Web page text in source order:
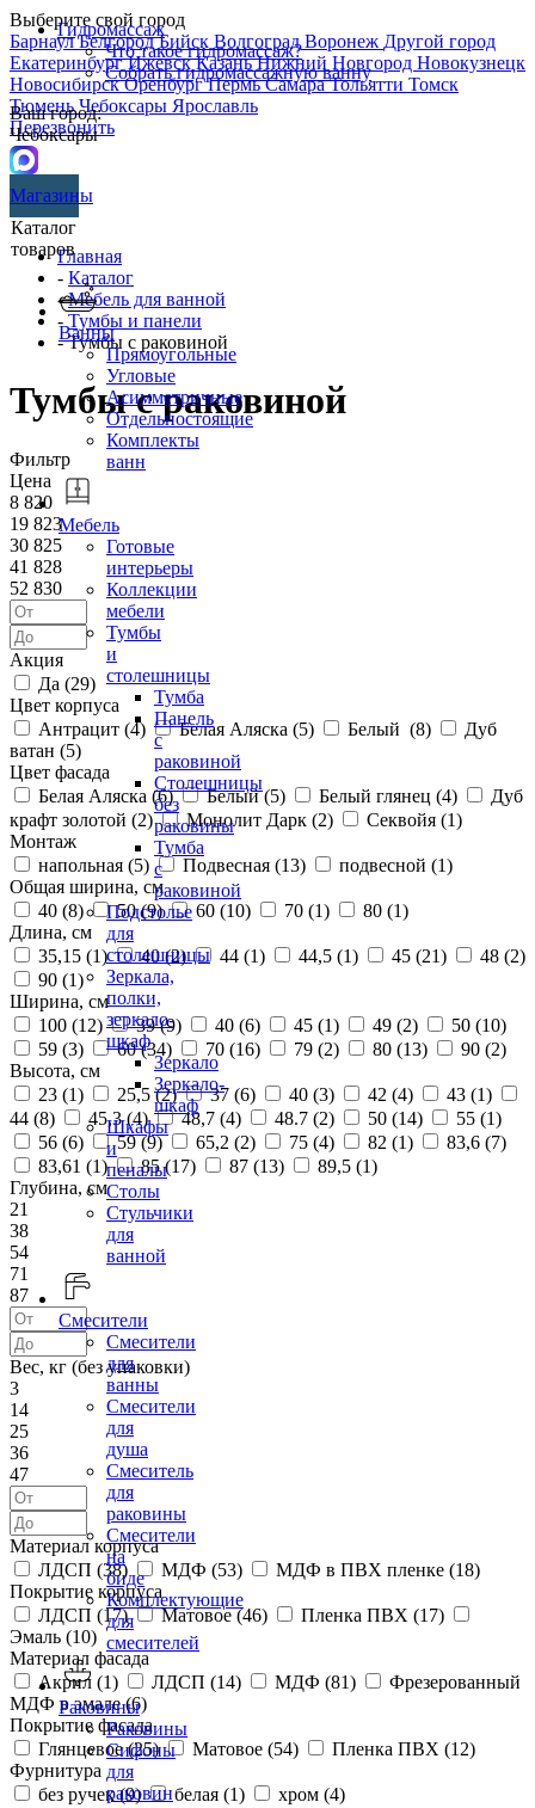
Выберите свой город
БарнаулБелгородБийск ВолгоградВоронеж Другой город
ЕкатеринбургИжевскКазаньНижний Новгород Новокузнецк
НовосибирскОренбургПермьСамараТольятти Томск
ТюменьЧебоксары Ярославль
Перезвонить
Гидромассаж
Что такое гидромассаж?
Собрать гидромассажную ванну
Ваш город:
Чебоксары
Магазины
Каталог
товаров
Ванны
Прямоугольные
Угловые
Асимметричные
Отдельностоящие
Комплекты
ванн
Мебель
Готовые
интерьеры
Коллекции
мебели
Тумбы
и
столешницы
Тумба
Панель
с
раковиной
Столешницы
без
раковины
Тумба
с
раковиной
Подстолье
для
столешницы
Зеркала,
полки,
зеркало-
шкаф
Зеркало
Зеркало-
шкаф
Шкафы
и
пеналы
Столы
Стульчики
для
ванной
Смесители
Смесители
для
ванны
Смесители
для
душа
Смеситель
для
раковины
Смесители
на
биде
Комплектующие
для
смесителей
Раковины
Раковины
Сифоны
для
раковин
Главная
- Каталог
-Мебель для ванной
- Тумбы и панели
- Тумбы с раковиной
Тумбы с раковиной
Фильтр
Цена
8 820
19 823
30 825
41 828
52 830
Акция
Да (29)
Цвет корпуса
Антрацит (4) Белая Аляска (5) Белый (8)
Дуб
ватан (5)
Цвет фасада
Белая Аляска (6) Белый (5) Белый глянец (4)
Дуб
крафт золотой (2) Монолит Дарк (2) Секвойя (1)
Монтаж
напольная (5) Подвесная (13) подвесной (1)
Общая ширина, см
40 (8) 50 (9) 60 (10) 70 (1) 80 (1)
Длина, см
35,15 (1) 40 (2) 44 (1) 44,5 (1) 45 (21) 48 (2)
90 (1)
Ширина, см
100 (12) 39 (9) 40 (6) 45 (1) 49 (2) 50 (10)
59 (3) 60 (34) 70 (16) 79 (2) 80 (13) 90 (2)
Высота, см
23 (1) 25,5 (2) 37 (6) 40 (3) 42 (4) 43 (1)
44 (8) 45,3 (4) 48,7 (4) 48.7 (2) 50 (14) 55 (1)
56 (6) 59 (9) 65,2 (2) 75 (4) 82 (1) 83,6 (7)
83,61 (1) 85 (17) 87 (13) 89,5 (1)
Глубина, см
21
38
54
71
87
Вес, кг (без упаковки)
3
14
25
36
47
Материал корпуса
ЛДСП (38) МДФ (53) МДФ в ПВХ пленке (18)
Покрытие корпуса
ЛДСП (17) Матовое (46) Пленка ПВХ (17)
Эмаль (10)
Материал фасада
Акрил (1) ЛДСП (14) МДФ (81)
Фрезерованный
МДФ в эмале (6)
Покрытие фасада
Глянцевое (25) Матовое (54) Пленка ПВХ (12)
Фурнитура
без ручек (9) белая (1) хром (4)